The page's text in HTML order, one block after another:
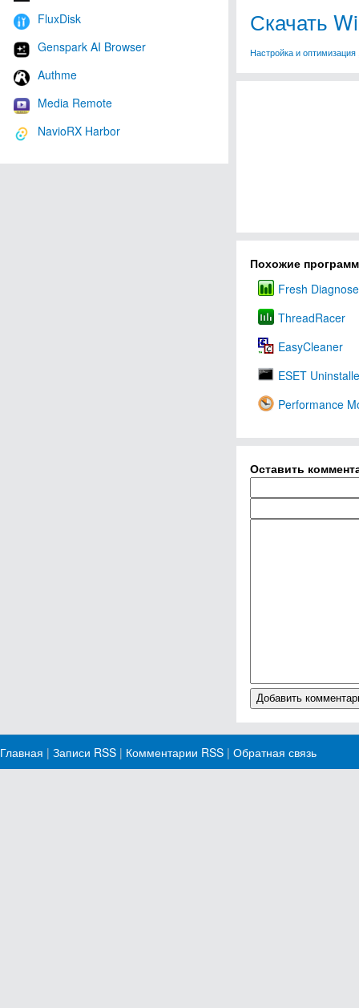
FluxDisk
Genspark AI Browser
Authme
Media Remote
NavioRX Harbor
Скачать
Настройка и оптимизация
Похожие
Fresh Diagnose
ThreadRacer
EasyCleaner
ESET
Performance
Оставить
Главная | Записи RSS | Комментарии RSS | Обратная связь